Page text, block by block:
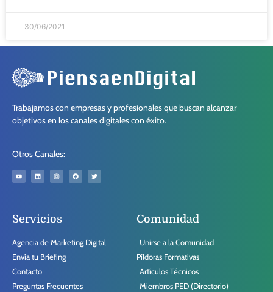
30/06/2021
Trabajamos con empresas y profesionales que buscan alcanzar
objetivos en los canales digitales con éxito.
Otros Canales:
Servicios
Agencia de Marketing Digital
Envía tu Briefing
Contacto
Preguntas Frecuentes
Comunidad
Unirse a la Comunidad
Píldoras Formativas
Artículos Técnicos
Miembros PED (Directorio)